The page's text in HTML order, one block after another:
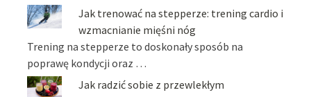
Jak trenować na stepperze: trening cardio i
wzmacnianie mięśni nóg
Trening na stepperze to doskonały sposób na
poprawę kondycji oraz …
Jak radzić sobie z przewlekłym